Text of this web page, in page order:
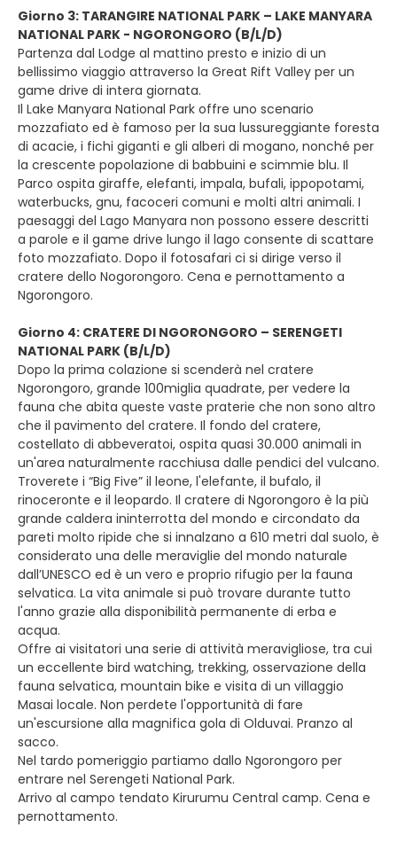
Giorno 3: TARANGIRE NATIONAL PARK – LAKE MANYARA
NATIONAL PARK - NGORONGORO (B/L/D)
Partenza dal Lodge al mattino presto e inizio di un
bellissimo viaggio attraverso la Great Rift Valley per un
game drive di intera giornata.
Il Lake Manyara National Park offre uno scenario
mozzafiato ed è famoso per la sua lussureggiante foresta
di acacie, i fichi giganti e gli alberi di mogano, nonché per
la crescente popolazione di babbuini e scimmie blu. Il
Parco ospita giraffe, elefanti, impala, bufali, ippopotami,
waterbucks, gnu, facoceri comuni e molti altri animali. I
paesaggi del Lago Manyara non possono essere descritti
a parole e il game drive lungo il lago consente di scattare
foto mozzafiato. Dopo il fotosafari ci si dirige verso il
cratere dello Nogorongoro. Cena e pernottamento a
Ngorongoro.
Giorno 4: CRATERE DI NGORONGORO – SERENGETI
NATIONAL PARK (B/L/D)
Dopo la prima colazione si scenderà nel cratere
Ngorongoro, grande 100miglia quadrate, per vedere la
fauna che abita queste vaste praterie che non sono altro
che il pavimento del cratere. Il fondo del cratere,
costellato di abbeveratoi, ospita quasi 30.000 animali in
un'area naturalmente racchiusa dalle pendici del vulcano.
Troverete i “Big Five” il leone, l'elefante, il bufalo, il
rinoceronte e il leopardo. Il cratere di Ngorongoro è la più
grande caldera ininterrotta del mondo e circondato da
pareti molto ripide che si innalzano a 610 metri dal suolo, è
considerato una delle meraviglie del mondo naturale
dall’UNESCO ed è un vero e proprio rifugio per la fauna
selvatica. La vita animale si può trovare durante tutto
l'anno grazie alla disponibilità permanente di erba e
acqua.
Offre ai visitatori una serie di attività meravigliose, tra cui
un eccellente bird watching, trekking, osservazione della
fauna selvatica, mountain bike e visita di un villaggio
Masai locale. Non perdete l'opportunità di fare
un'escursione alla magnifica gola di Olduvai. Pranzo al
sacco.
Nel tardo pomeriggio partiamo dallo Ngorongoro per
entrare nel Serengeti National Park.
Arrivo al campo tendato Kirurumu Central camp. Cena e
pernottamento.